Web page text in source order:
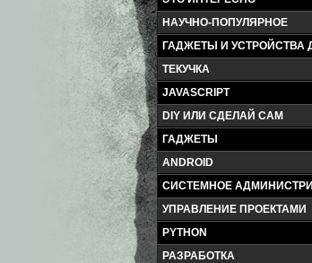
НАУЧНО-ПОПУЛЯРНОЕ
ГАДЖЕТЫ И УСТРОЙСТВА
ТЕКУЧКА
JAVASCRIPT
DIY ИЛИ СДЕЛАЙ САМ
ГАДЖЕТЫ
ANDROID
СИСТЕМНОЕ
УПРАВЛЕНИЕ ПРОЕКТАМИ
PYTHON
РАЗРАБОТКА